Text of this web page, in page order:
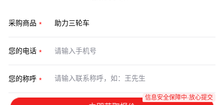
采购商品
您的电话
您的称呼
信息安全保障中·放心提交